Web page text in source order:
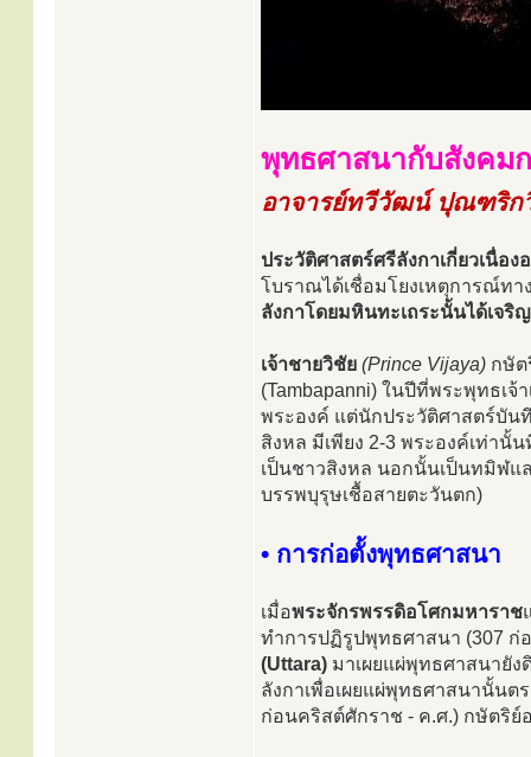
พุทธศาสนากับสังคมก
อาจารย์ทวีวัฒน์ ปุณฑริ
ประวัติศาสตร์ศรีลังกาเกี่ยวเนื่อ
โบราณได้เชื่อมโยงเหตุการณ์ทา
ลังกาโดยมหินทะเถระนั้นได้เจริ
เจ้าชายวิชัย (Prince Vijaya) กษัต
(Tambapanni) ในปีที่พระพุทธเ
พระองค์ แต่นักประวัติศาสตร์บัน
สิงหล มีเพียง 2-3 พระองค์เท่านั้
เป็นชาวสิงหล นอกนั้นเป็นทมิฬแ
บรรพบุรุษเชื้อสายตะวันตก)
• การก่อตั้งพุทธศาสนา
เมื่อพระจักรพรรดิอโศกมหาราช
ทำการปฏิรูปพุทธศาสนา (307 ก่
(Uttara) มาเผยแผ่พุทธศาสนายั
ลังกาเพื่อเผยแผ่พุทธศาสนานั้นต
ก่อนคริสต์ศักราช - ค.ศ.) กษัตริย์